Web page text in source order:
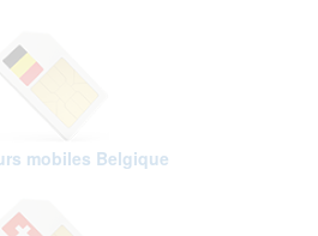
mobiles Belgique